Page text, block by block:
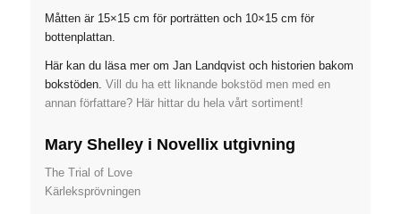
Måtten är 15×15 cm för porträtten och 10×15 cm för
bottenplattan.
Här kan du läsa mer om Jan Landqvist och historien bakom
bokstöden. Vill du ha ett liknande bokstöd men med en
annan författare? Här hittar du hela vårt sortiment!
Mary Shelley i Novellix utgivning
The Trial of Love
Kärleksprövningen